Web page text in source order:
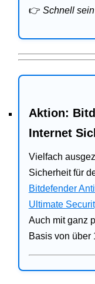
Ratgeber
👉 Schnell
Aktion:
Internet
Vielfach
Sicherheit für
Bitdefender
Ultimate
Auch mit ganz
Basis von über